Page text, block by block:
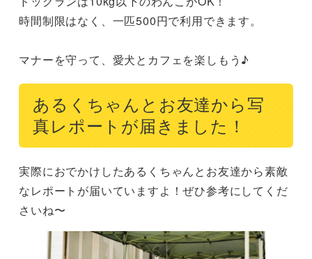
時間制限はなく、一匹500円で利用できます。
マナーを守って、愛犬とカフェを楽しもう♪
あるくちゃんとお友達から写
真レポートが届きました！
実際におでかけしたあるくちゃんとお友達から素敵
なレポートが届いていますよ！ぜひ参考にしてくだ
さいね〜